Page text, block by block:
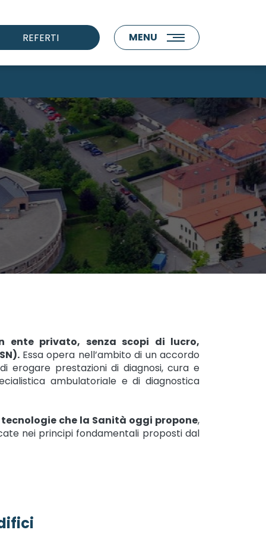
REFERTI MENU
ente privato, senza scopi di lucro,
Essa opera nell’ambito di un accordo
erogare prestazioni di diagnosi, cura e
ambulatoriale e di diagnostica
che la Sanità oggi propone,
nei principi fondamentali proposti dal